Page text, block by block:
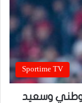
Sportime TV
وسعيد